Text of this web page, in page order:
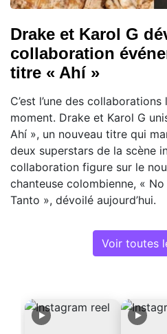
Drake et Karol G
collaboration
titre « Ahí »
C’est l’une des
moment. Drake et Karol G
Ahí », un nouveau titre qui
deux superstars de la scène
collaboration figure sur le
chanteuse colombienne, «
Tanto », dévoilé aujourd’hui.
Voir toutes